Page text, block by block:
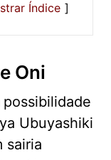
Índice
Oni
Ubuyashiki
sairia